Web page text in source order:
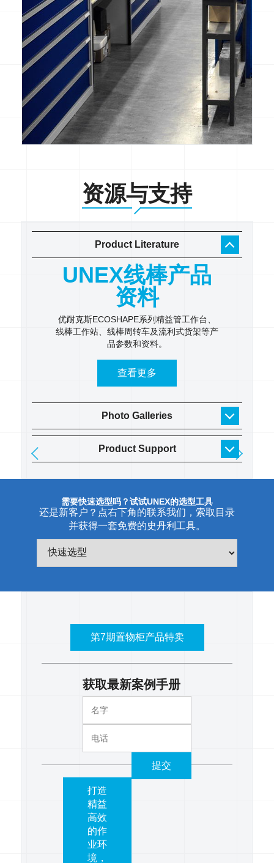
资源与支持
Product Literature
UNEX线棒产品
资料
优耐克斯ECOSHAPE系列精益管工作台、
线棒工作站、线棒周转车及流利式货架等产
品参数和资料。
查看更多
Photo Galleries
Product Support
需要快速选型吗？试试UNEX的选型工具
还是新客户？点右下角的联系我们，索取目录
并获得一套免费的史丹利工具。
第7期置物柜产品特卖
获取最新案例手册
提交
打造
精益
高效
的作
业环
境，